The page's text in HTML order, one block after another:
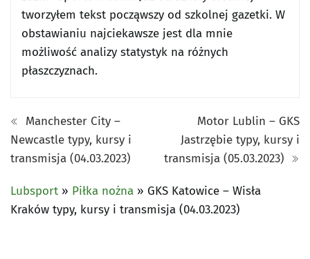
tworzyłem tekst począwszy od szkolnej gazetki. W
obstawianiu najciekawsze jest dla mnie
możliwość analizy statystyk na różnych
płaszczyznach.
Manchester City –
Newcastle typy, kursy i
transmisja (04.03.2023)
Motor Lublin – GKS
Jastrzębie typy, kursy i
transmisja (05.03.2023)
Lubsport » Piłka nożna » GKS Katowice – Wisła
Kraków typy, kursy i transmisja (04.03.2023)